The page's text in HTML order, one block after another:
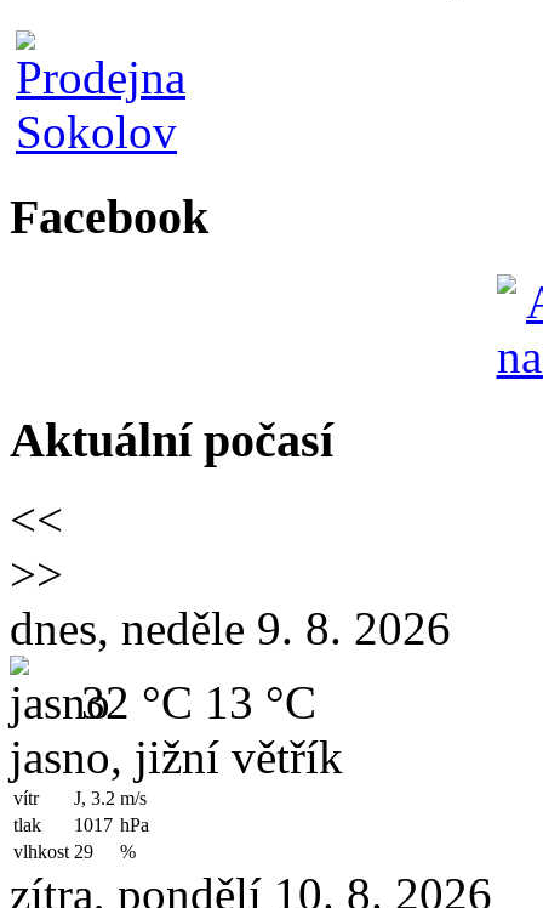
Facebook
Aktuální počasí
<<
>>
dnes, neděle 9. 8. 2026
32 °C 13 °C
jasno, jižní větřík
vítr J, 3.2 m/s
tlak
1017 hPa
vlhkost 29 %
zítra, pondělí 10. 8. 2026